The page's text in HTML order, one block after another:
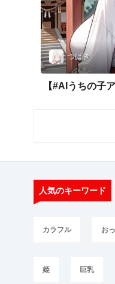
つばき
人気のキーワード
カラフル お
姫 巨乳